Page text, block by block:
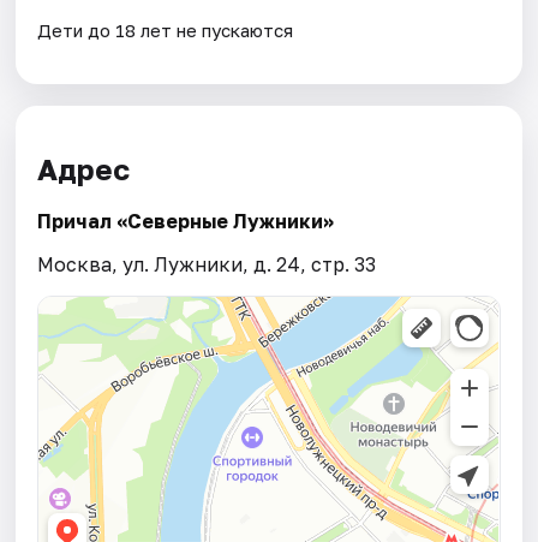
Дети до 18 лет не пускаются
Адрес
Причал «Северные Лужники»
Москва, ул. Лужники, д. 24, стр. 33